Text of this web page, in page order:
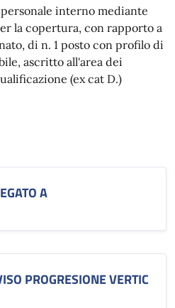
interno mediante
la copertura, con rapporto a
di n. 1 posto con profilo di
ascritto all'area dei
(ex cat D.)
A
PROGRESIONE VERTIC